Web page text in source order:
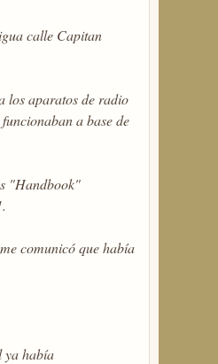
calle Capitan
los aparatos de radio
a base de
"Handbook"
comunicó que había
ya había